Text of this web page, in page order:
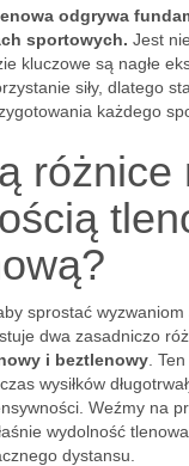
odgrywa
sportowych. Jest
kluczowe są nagłe
siły, dlatego
każdego
różnice
sprostać wyzwaniom
dwa zasadniczo
i beztlenowy .
wysiłków
Weźmy na
wydolność
dystansu.